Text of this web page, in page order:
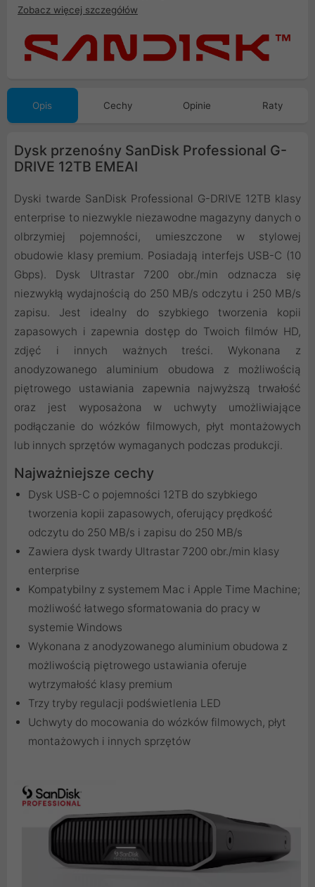
Zobacz więcej szczegółów
Opis Cechy Opinie Raty
Dysk przenośny SanDisk Professional G-
DRIVE 12TB EMEAI
Dyski twarde SanDisk Professional G-DRIVE 12TB klasy
enterprise to niezwykle niezawodne magazyny danych o
olbrzymiej pojemności, umieszczone w stylowej
obudowie klasy premium. Posiadają interfejs USB-C (10
Gbps). Dysk Ultrastar 7200 obr./min odznacza się
niezwykłą wydajnością do 250 MB/s odczytu i 250 MB/s
zapisu. Jest idealny do szybkiego tworzenia kopii
zapasowych i zapewnia dostęp do Twoich filmów HD,
zdjęć i innych ważnych treści. Wykonana z
anodyzowanego aluminium obudowa z możliwością
piętrowego ustawiania zapewnia najwyższą trwałość
oraz jest wyposażona w uchwyty umożliwiające
podłączanie do wózków filmowych, płyt montażowych
lub innych sprzętów wymaganych podczas produkcji.
Najważniejsze cechy
Dysk USB-C o pojemności 12TB do szybkiego
tworzenia kopii zapasowych, oferujący prędkość
odczytu do 250 MB/s i zapisu do 250 MB/s
Zawiera dysk twardy Ultrastar 7200 obr./min klasy
enterprise
Kompatybilny z systemem Mac i Apple Time Machine;
możliwość łatwego sformatowania do pracy w
systemie Windows
Wykonana z anodyzowanego aluminium obudowa z
możliwością piętrowego ustawiania oferuje
wytrzymałość klasy premium
Trzy tryby regulacji podświetlenia LED
Uchwyty do mocowania do wózków filmowych, płyt
montażowych i innych sprzętów